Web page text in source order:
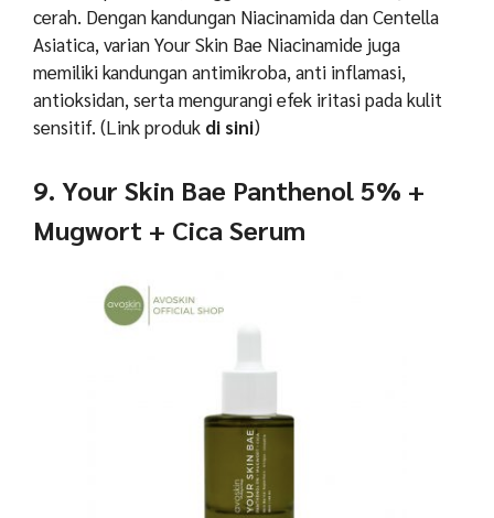
cerah. Dengan kandungan Niacinamida dan Centella
Asiatica, varian Your Skin Bae Niacinamide juga
memiliki kandungan antimikroba, anti inflamasi,
antioksidan, serta mengurangi efek iritasi pada kulit
sensitif. (Link produk di sini)
9. Your Skin Bae Panthenol 5% +
Mugwort + Cica Serum